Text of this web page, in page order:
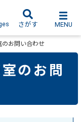
さがす MENU
のお問い合わせ
のお問